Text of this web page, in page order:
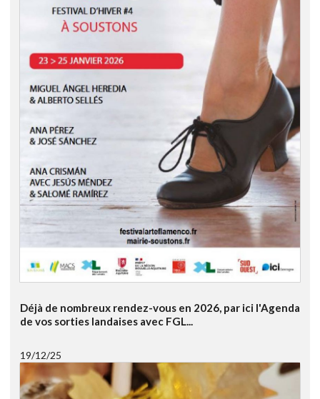
Déjà de nombreux rendez-vous en 2026, par ici l'Agenda
de vos sorties landaises avec FGL...
19/12/25